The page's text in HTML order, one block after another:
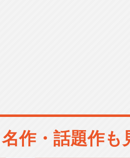
名作・話題作も